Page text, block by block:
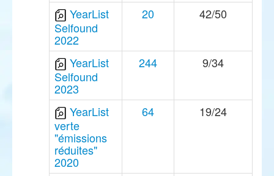
YearList
Selfound
2022
20 42/50
YearList
Selfound
2023
244 9/34
YearList
verte
"émissions
réduites"
2020
64 19/24